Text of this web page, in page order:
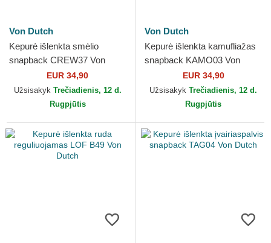
Von Dutch
Kepurė išlenkta smėlio
snapback CREW37 Von
EUR 34,90
Užsisakyk Trečiadienis, 12 d.
Rugpjūtis
Von Dutch
Kepurė išlenkta kamufliažas
snapback KAMO03 Von
EUR 34,90
Užsisakyk Trečiadienis, 12 d.
Rugpjūtis